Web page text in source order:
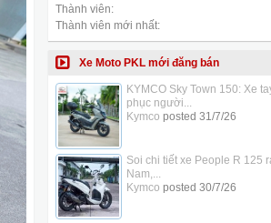
Thành viên:
Thành viên mới nhất:
Xe Moto PKL mới đăng bán
KYMCO Sky Town 150: Xe
phục người...
Kymco posted 31/7/26
Soi chi tiết xe People R 125
Nam,...
Kymco posted 30/7/26